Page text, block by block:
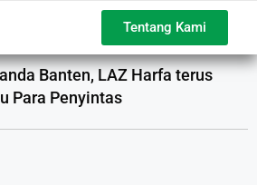
Tentang Kami
Banten, LAZ Harfa terus
Para Penyintas